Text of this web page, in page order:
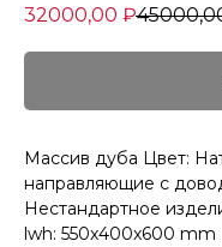
32000,00 ₽
Массив дуба Цвет:
направляющие с
Нестандартное
lwh: 550x400x600 mm